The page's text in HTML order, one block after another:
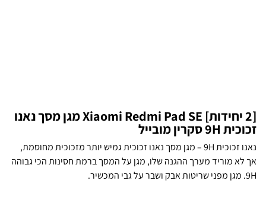
[2 יחידות] Xiaomi Redmi Pad SE מגן מסך נאנו
זכוכית 9H סקרין מובייל
נאנו זכוכית 9H – מגן מסך נאנו זכוכית גמיש יותר מזכוכית מחוסמת,
אך לא מוריד מערך ההגנה שלו, מגן על המסך ברמת חסינות הכי גבוהה
9H. מגן מפני שריטות אבק ושבר על גבי המכשיר.